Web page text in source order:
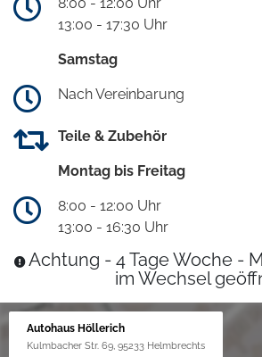
13:00 - 17:30 Uhr
Samstag
Nach Vereinbarung
Teile & Zubehör
Montag bis Freitag
8:00 - 12:00 Uhr
13:00 - 16:30 Uhr
Achtung - 4 Tage Woche -
im Wechsel
Autohaus Höllerich
Kulmbacher Str. 69, 95233 Helmbrechts